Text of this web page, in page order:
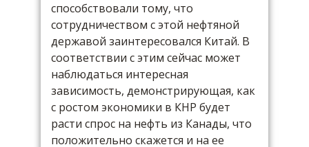
способствовали тому, что
сотрудничеством с этой нефтяной
державой заинтересовался Китай. В
соответствии с этим сейчас может
наблюдаться интересная
зависимость, демонстрирующая, как
с ростом экономики в КНР будет
расти спрос на нефть из Канады, что
положительно скажется и на ее